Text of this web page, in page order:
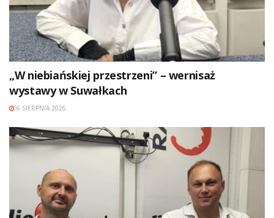
„W niebiańskiej przestrzeni” – wernisaż
wystawy w Suwałkach
6 SIERPNIA 2026